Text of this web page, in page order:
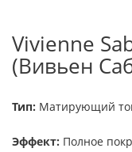
Vivienne
(Вивьен
Тип: Матирующий
Эффект: Полное